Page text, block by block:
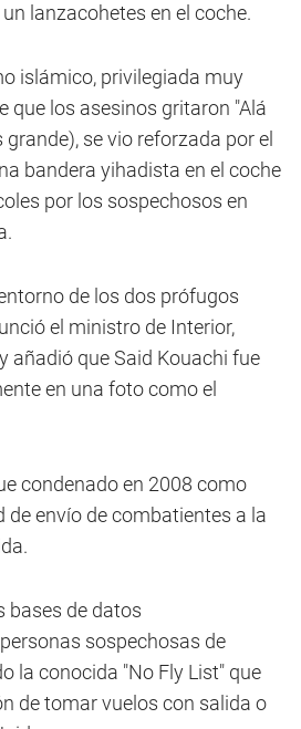
lanzacohetes en el coche.
islámico, privilegiada muy
que los asesinos gritaron "Alá
se vio reforzada por el
bandera yihadista en el coche
por los sospechosos en
de los dos prófugos
el ministro de Interior,
añadió que Said Kouachi fue
en una foto como el
condenado en 2008 como
de envío de combatientes a la
bases de datos
sospechosas de
la conocida "No Fly List" que
de tomar vuelos con salida o